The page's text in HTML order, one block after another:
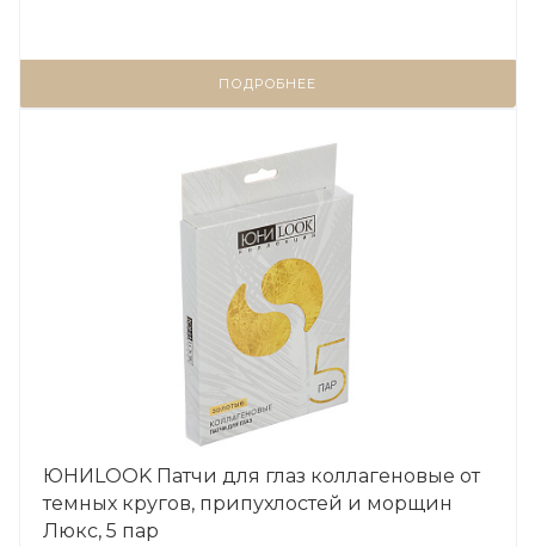
ПОДРОБНЕЕ
ЮНИLOOK Патчи для глаз коллагеновые от
темных кругов, припухлостей и морщин
Люкс, 5 пар